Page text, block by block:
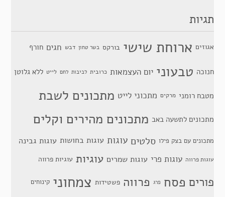
תגיות
אגוזים ארוחת שישי בורקס בשר טחון דבש חגים חורף
חנוכה טבעוני יום העצמאות כרובית לביבות לחם לייט ללא גלוטן
מטבח רומני מרקים מתכוני לייט מתכונים לשבת
מתכונים לתשעה באב מתכונים מהירים וקלים
מתכונים עם בצק פילו סלטים עוגות עוגות בחושות עוגות גבינה
עוגות פרווה עוגות פרי עוגות שמרים עוגיות עוגיות פרווה
פורים פסח פרג פרווה פשטידות צמחוני קינוחים